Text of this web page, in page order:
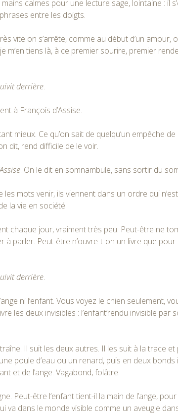
calmes pour une lecture sage, lointaine : il
entre les doigts.
vite on s’arrête, comme au début d’un amour,
m’en tiens là, à ce premier sourire, premier
derrière.
à François d’Assise.
mieux. Ce qu’on sait de quelqu’un empêche
dit, rend difficile de le voir.
. On le dit en somnambule, sans sortir du
les mots venir, ils viennent dans un ordre qui
la vie en société.
chaque jour, vraiment très peu. Peut-être ne
parler. Peut-être n’ouvre-t-on un livre que
derrière.
ni l’enfant. Vous voyez le chien seulement,
les deux invisibles : l’enfant’rendu invisible par
Il suit les deux autres. Il les suit à la trace et
poule d’eau ou un renard, puis en deux bonds
et de l’ange. Vagabond, folâtre.
Peut-être l’enfant tient-il la main de l’ange,
va dans le monde visible comme un aveugle